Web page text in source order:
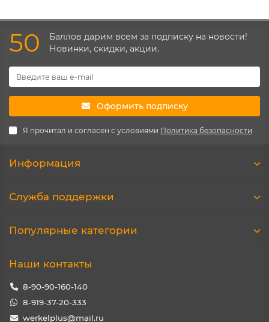
50
Баллов дарим всем за подписку на новости!
Новинки, скидки, акции.
Оформить подписку
Я прочитал и согласен с условиями Политика безопасности
Информация
Служба поддержки
Популярные категории
Наши контакты
8-90-90-160-140
8-919-37-20-333
werkelplus@mail.ru